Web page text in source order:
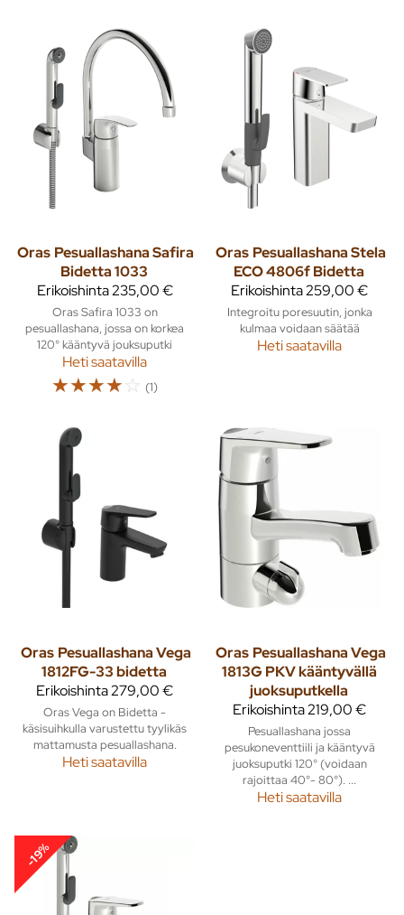
Oras Pesuallashana Safira
Bidetta 1033
Erikoishinta235,00 €
Oras Safira 1033 on
pesuallashana, jossa on korkea
120° kääntyvä jouksuputki
Heti saatavilla
☆☆☆☆☆ (1)
Oras Pesuallashana Stela
ECO 4806f Bidetta
Erikoishinta259,00 €
Integroitu poresuutin, jonka
kulmaa voidaan säätää
Heti saatavilla
Oras Pesuallashana Vega
1812FG-33 bidetta
Erikoishinta279,00 €
Oras Vega on Bidetta -
käsisuihkulla varustettu tyylikäs
mattamusta pesuallashana.
Heti saatavilla
Oras Pesuallashana Vega
1813G PKV kääntyvällä
juoksuputkella
Erikoishinta219,00 €
Pesuallashana jossa
pesukoneventtiili ja kääntyvä
juoksuputki 120° (voidaan
rajoittaa 40°- 80°). ...
Heti saatavilla
-19%